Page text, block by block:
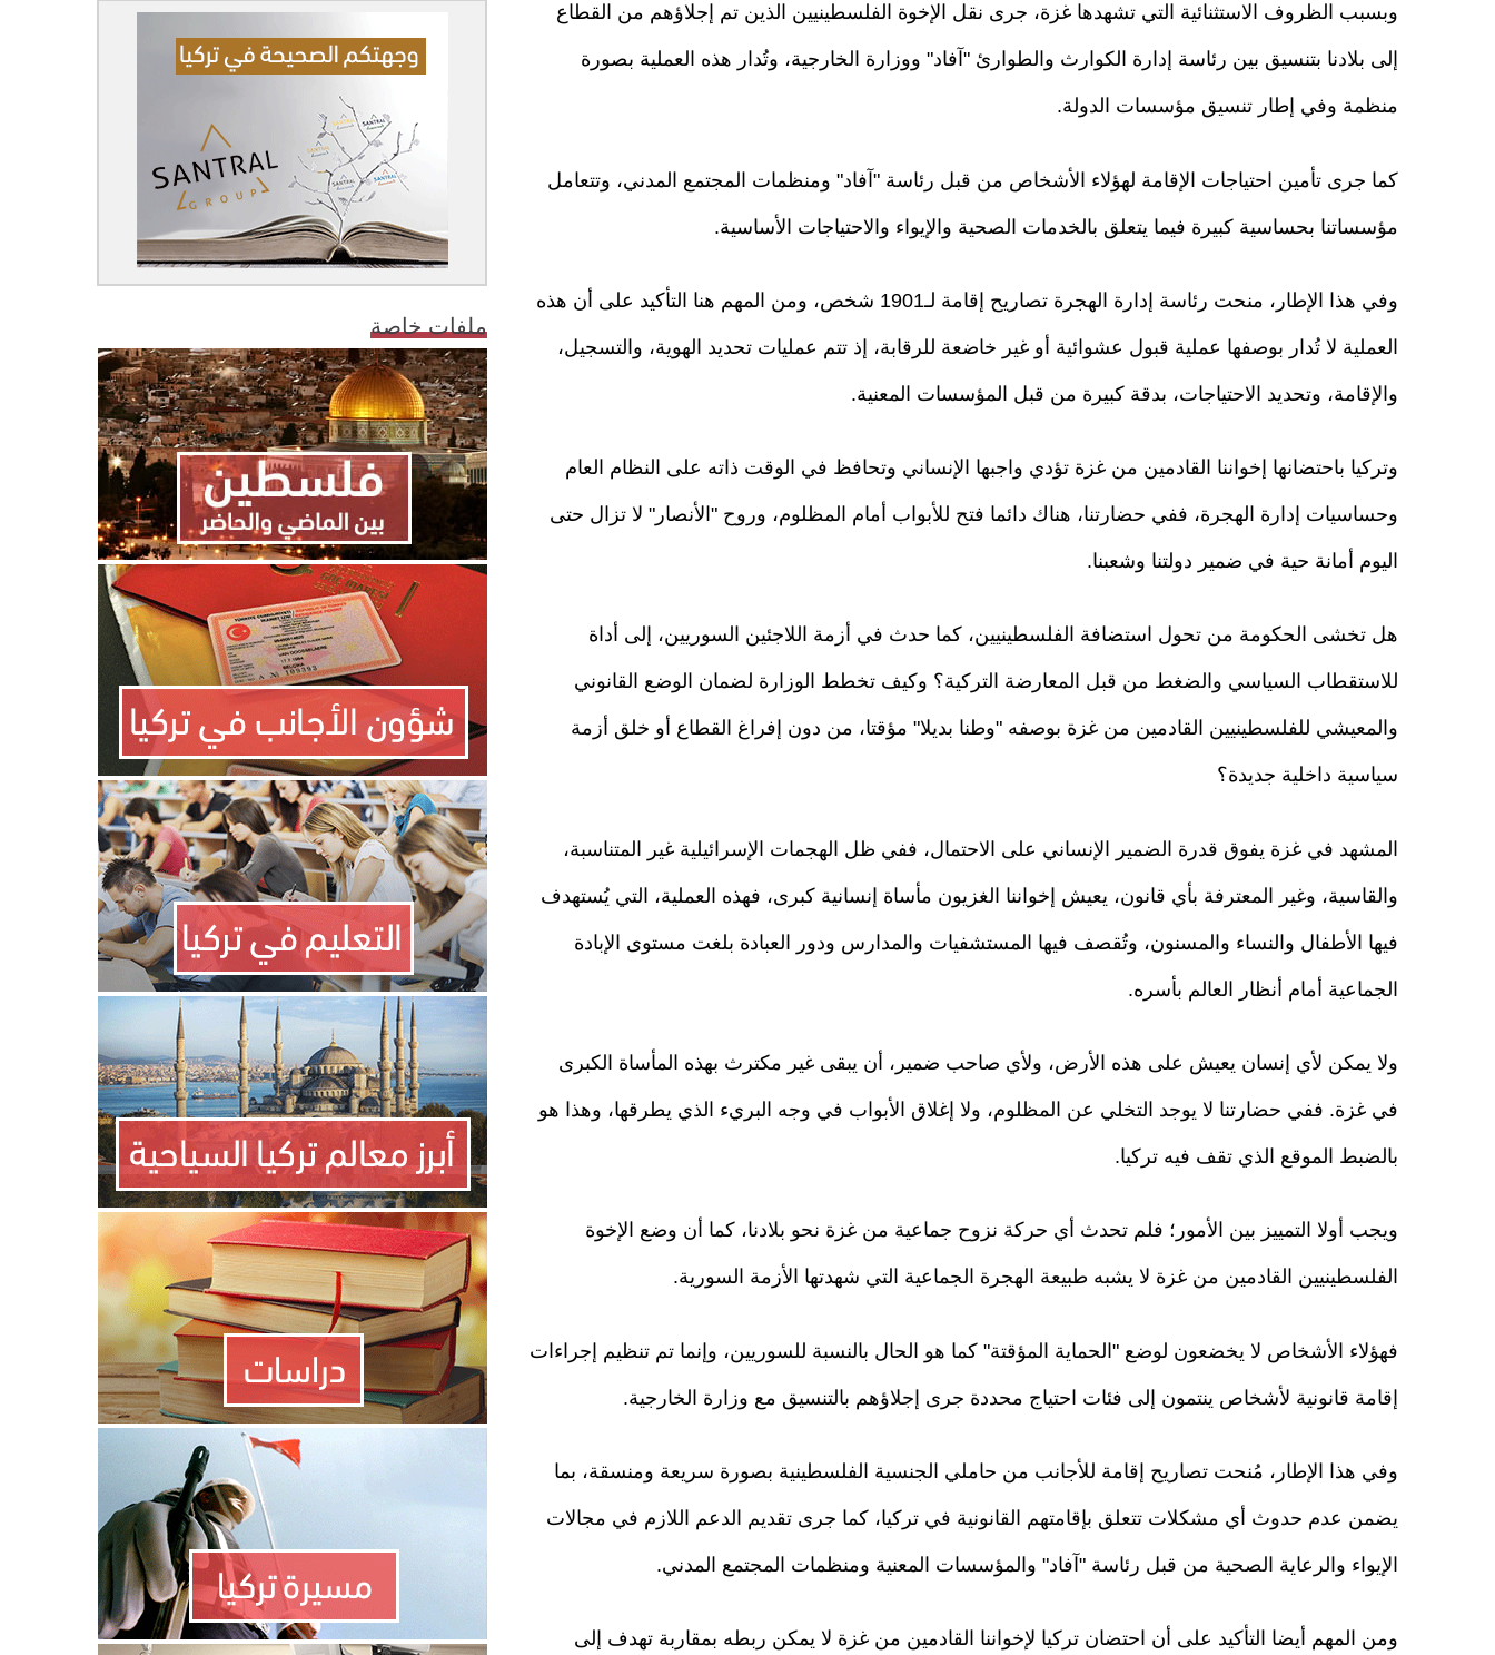
وبسبب الظروف الاستثنائية التي تشهدها غزة، جرى نقل الإخوة الفلسطينيين الذين تم إجلاؤهم من القطاع
إلى بلادنا بتنسيق بين رئاسة إدارة الكوارث والطوارئ "آفاد" ووزارة الخارجية، وتُدار هذه العملية بصورة
منظمة وفي إطار تنسيق مؤسسات الدولة.
كما جرى تأمين احتياجات الإقامة لهؤلاء الأشخاص من قبل رئاسة "آفاد" ومنظمات المجتمع المدني، وتتعامل
مؤسساتنا بحساسية كبيرة فيما يتعلق بالخدمات الصحية والإيواء والاحتياجات الأساسية.
وفي هذا الإطار، منحت رئاسة إدارة الهجرة تصاريح إقامة لـ1901 شخص، ومن المهم هنا التأكيد على أن هذه
العملية لا تُدار بوصفها عملية قبول عشوائية أو غير خاضعة للرقابة، إذ تتم عمليات تحديد الهوية، والتسجيل،
والإقامة، وتحديد الاحتياجات، بدقة كبيرة من قبل المؤسسات المعنية.
وتركيا باحتضانها إخواننا القادمين من غزة تؤدي واجبها الإنساني وتحافظ في الوقت ذاته على النظام العام
وحساسيات إدارة الهجرة، ففي حضارتنا، هناك دائما فتح للأبواب أمام المظلوم، وروح "الأنصار" لا تزال حتى
اليوم أمانة حية في ضمير دولتنا وشعبنا.
هل تخشى الحكومة من تحول استضافة الفلسطينيين، كما حدث في أزمة اللاجئين السوريين، إلى أداة
للاستقطاب السياسي والضغط من قبل المعارضة التركية؟ وكيف تخطط الوزارة لضمان الوضع القانوني
والمعيشي للفلسطينيين القادمين من غزة بوصفه "وطنا بديلا" مؤقتا، من دون إفراغ القطاع أو خلق أزمة
سياسية داخلية جديدة؟
المشهد في غزة يفوق قدرة الضمير الإنساني على الاحتمال، ففي ظل الهجمات الإسرائيلية غير المتناسبة،
والقاسية، وغير المعترفة بأي قانون، يعيش إخواننا الغزيون مأساة إنسانية كبرى، فهذه العملية، التي يُستهدف
فيها الأطفال والنساء والمسنون، وتُقصف فيها المستشفيات والمدارس ودور العبادة بلغت مستوى الإبادة
الجماعية أمام أنظار العالم بأسره.
ولا يمكن لأي إنسان يعيش على هذه الأرض، ولأي صاحب ضمير، أن يبقى غير مكترث بهذه المأساة الكبرى
في غزة. ففي حضارتنا لا يوجد التخلي عن المظلوم، ولا إغلاق الأبواب في وجه البريء الذي يطرقها، وهذا هو
بالضبط الموقع الذي تقف فيه تركيا.
ويجب أولا التمييز بين الأمور؛ فلم تحدث أي حركة نزوح جماعية من غزة نحو بلادنا، كما أن وضع الإخوة
الفلسطينيين القادمين من غزة لا يشبه طبيعة الهجرة الجماعية التي شهدتها الأزمة السورية.
فهؤلاء الأشخاص لا يخضعون لوضع "الحماية المؤقتة" كما هو الحال بالنسبة للسوريين، وإنما تم تنظيم إجراءات
إقامة قانونية لأشخاص ينتمون إلى فئات احتياج محددة جرى إجلاؤهم بالتنسيق مع وزارة الخارجية.
وفي هذا الإطار، مُنحت تصاريح إقامة للأجانب من حاملي الجنسية الفلسطينية بصورة سريعة ومنسقة، بما
يضمن عدم حدوث أي مشكلات تتعلق بإقامتهم القانونية في تركيا، كما جرى تقديم الدعم اللازم في مجالات
الإيواء والرعاية الصحية من قبل رئاسة "آفاد" والمؤسسات المعنية ومنظمات المجتمع المدني.
ومن المهم أيضا التأكيد على أن احتضان تركيا لإخواننا القادمين من غزة لا يمكن ربطه بمقاربة تهدف إلى
ملفات خاصة